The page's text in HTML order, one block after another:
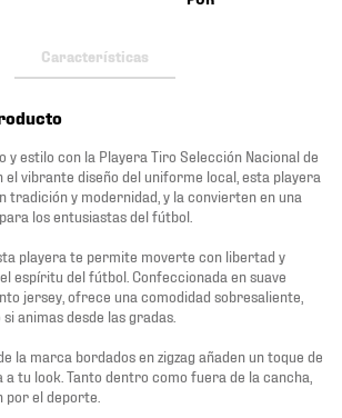
Características
y estilo con la Playera Tiro Selección Nacional de
el vibrante diseño del uniforme local, esta playera
tradición y modernidad, y la convierten en una
los entusiastas del fútbol.
playera te permite moverte con libertad y
espíritu del fútbol. Confeccionada en suave
jersey, ofrece una comodidad sobresaliente,
animas desde las gradas.
la marca bordados en zigzag añaden un toque de
tu look. Tanto dentro como fuera de la cancha,
por el deporte.